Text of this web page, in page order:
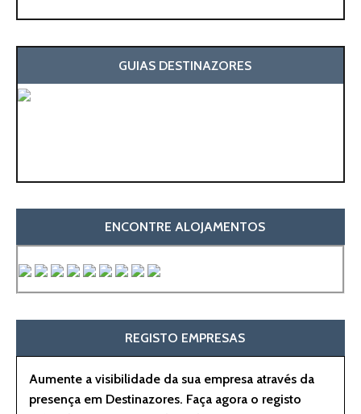
GUIAS DESTINAZORES
ENCONTRE ALOJAMENTOS
REGISTO EMPRESAS
Aumente a visibilidade da sua empresa através da
presença em Destinazores. Faça agora o registo